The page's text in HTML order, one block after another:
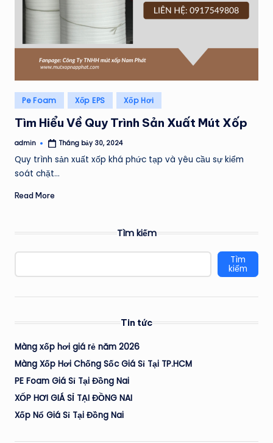
Posted
in
Pe Foam Xốp EPS Xốp Hơi
Tìm Hiểu Về Quy Trình Sản Xuất Mút Xốp
Posted
admin Tháng bảy 30, 2024
Quy trình sản xuất xốp khá phức tạp và yêu cầu sự kiểm
soát chặt…
Read More
Tìm kiếm
Tìm
kiếm
Tin tức
Màng xốp hơi giá rẻ năm 2026
Màng Xốp Hơi Chống Sốc Giá Sỉ Tại TP.HCM
PE Foam Giá Sỉ Tại Đồng Nai
XỐP HƠI GIÁ SỈ TẠI ĐỒNG NAI
Xốp Nổ Giá Sỉ Tại Đồng Nai